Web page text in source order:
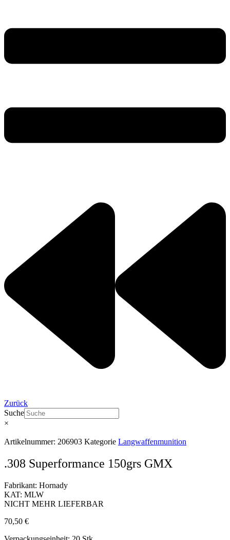
Zurück
Suche
×
Artikelnummer: 206903 Kategorie Langwaffenmunition
.308 Superformance 150grs GMX
Fabrikant: Hornady
KAT: MLW
NICHT MEHR LIEFERBAR
70,50 €